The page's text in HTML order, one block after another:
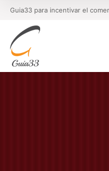
Guia33 para incentivar el